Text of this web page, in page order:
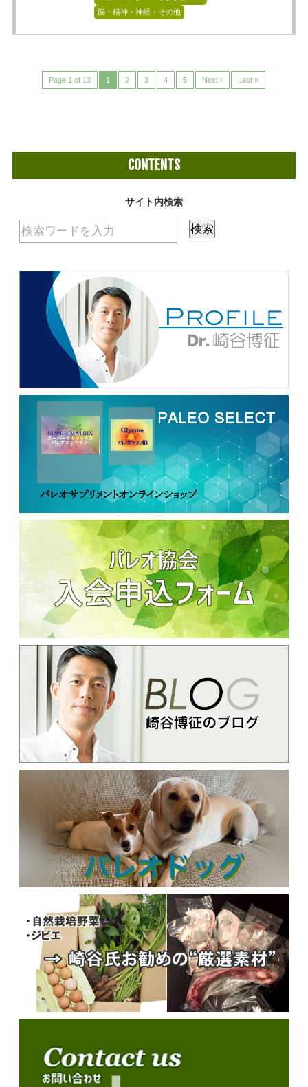
脳・精神・神経・その他
Page 1 of 13 1 2 3 4 5 Next › Last »
CONTENTS
サイト内検索